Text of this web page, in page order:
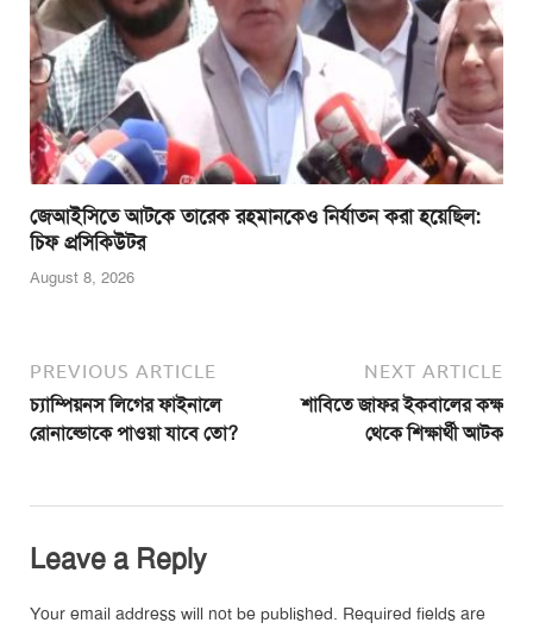
জেআইসিতে আটকে তারেক রহমানকেও নির্যাতন করা হয়েছিল:
চিফ প্রসিকিউটর
August 8, 2026
PREVIOUS ARTICLE
চ্যাম্পিয়নস লিগের ফাইনালে
রোনাল্ডোকে পাওয়া যাবে তো?
NEXT ARTICLE
শাবিতে জাফর ইকবালের কক্ষ
থেকে শিক্ষার্থী আটক
Leave a Reply
Your email address will not be published. Required fields are